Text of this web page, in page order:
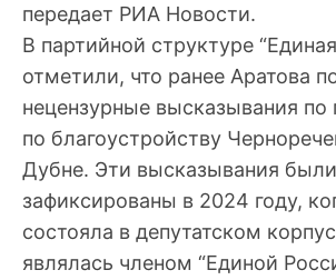
передает РИА Новости.
В партийной структуре
отметили, что ранее Аратова
нецензурные высказывания по
по благоустройству
Дубне. Эти высказывания были
зафиксированы в 2024 году,
состояла в депутатском
являлась членом “Единой